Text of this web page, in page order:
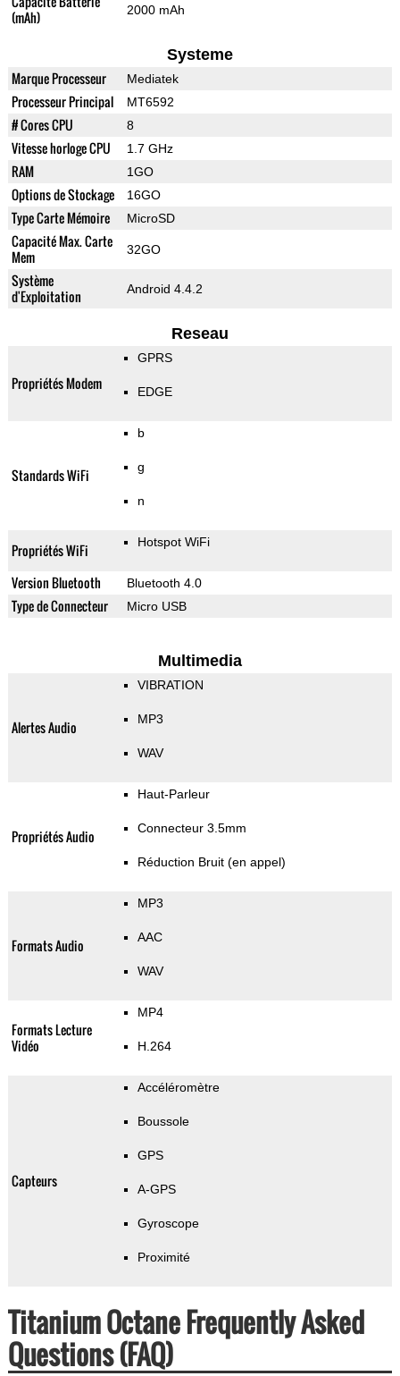
(mAh)
2000 mAh
Systeme
Marque Processeur Mediatek
Processeur Principal MT6592
# Cores CPU 8
Vitesse horloge CPU 1.7 GHz
RAM 1GO
Options de Stockage 16GO
Type Carte Mémoire MicroSD
Capacité Max. Carte
Mem
32GO
Système
d'Exploitation
Android 4.4.2
Reseau
Propriétés Modem
GPRS
EDGE
Standards WiFi
b
g
n
Propriétés WiFi Hotspot WiFi
Version Bluetooth Bluetooth 4.0
Type de Connecteur Micro USB
Multimedia
Alertes Audio
VIBRATION
MP3
WAV
Propriétés Audio
Haut-Parleur
Connecteur 3.5mm
Réduction Bruit (en appel)
Formats Audio
MP3
AAC
WAV
Formats Lecture
Vidéo
MP4
H.264
Capteurs
Accéléromètre
Boussole
GPS
A-GPS
Gyroscope
Proximité
Titanium Octane Frequently Asked
Questions (FAQ)